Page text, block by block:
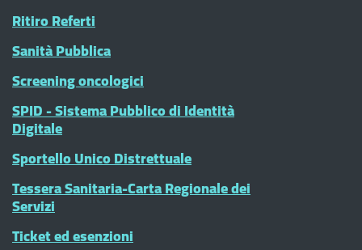
Ritiro Referti
Sanità Pubblica
Screening oncologici
SPID - Sistema Pubblico di Identità
Digitale
Sportello Unico Distrettuale
Tessera Sanitaria-Carta Regionale dei
Servizi
Ticket ed esenzioni